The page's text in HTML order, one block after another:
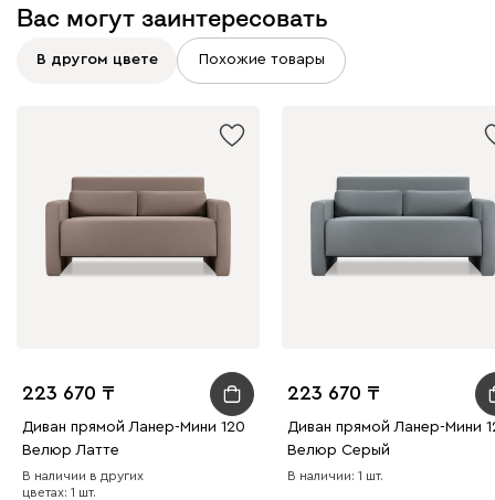
Терракота
Вас могут заинтересовать
В другом цвете Похожие товары
223 670
Диван прямой Ланер-Мини 120
Велюр Латте
В наличии в других
цветах: 1 шт.
223 670
Диван прямой Ланер-Мини
Велюр Серый
В наличии: 1 шт.